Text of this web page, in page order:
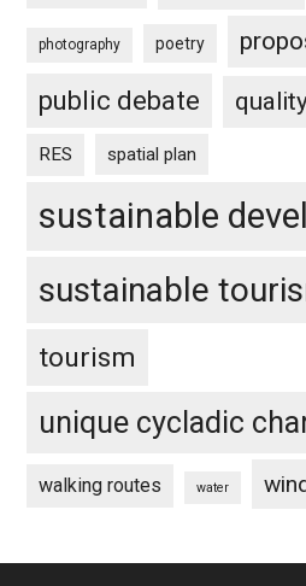
photography poetry
public debate
RES spatial plan
sustainable
sustainable
tourism
unique cycladic
walking routes water